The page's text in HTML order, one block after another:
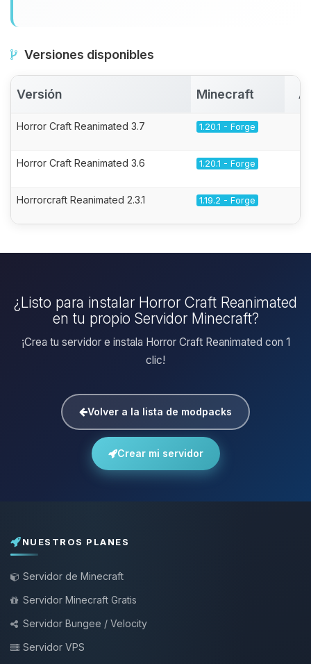
Versiones disponibles
Versión Minecraft
Horror Craft Reanimated 3.7 1.20.1 - Forge
Horror Craft Reanimated 3.6 1.20.1 - Forge
Horrorcraft Reanimated 2.3.1 1.19.2 - Forge
¿Listo para instalar Horror Craft Reanimated
en tu propio Servidor Minecraft?
¡Crea tu servidor e instala Horror Craft Reanimated con 1
clic!
Volver a la lista de modpacks
Crear mi servidor
NUESTROS PLANES
Servidor de Minecraft
Servidor Minecraft Gratis
Servidor Bungee / Velocity
Servidor VPS